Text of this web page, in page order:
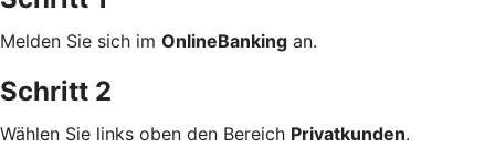
Melden Sie sich im OnlineBanking an.
Schritt 2
Wählen Sie links oben den Bereich Privatkunden.